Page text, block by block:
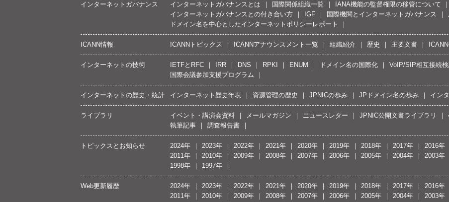
インターネットガバナンス インターネットガバナンスとは 国際関係組織一覧 IANA機能の監督権限の移管について
インターネットガバナンスとの付き合い方
IGF 国際機関とインターネットガバナンス
ドメイン名を中心としたインターネットポリシーレポート
ICANN情報 ICANNトピックス ICANNアナウンスメント一覧 組織紹介 歴史 主要文書
インターネットの技術 IETFとRFC IRR DNS RPKI ENUM ドメイン名の国際化 VoIP/SIP相互接続
国際会議参加支援プログラム
インターネットの歴史・統計 インターネット歴史年表 資源管理の歴史 JPNICの歩み JPドメイン名の歩み イン
ライブラリ イベント・講演会資料 メールマガジン ニュースレター JPNIC公開文書ライブラリ
執筆記事
調査報告書
トピックスとお知らせ 2024年 2023年 2022年 2021年 2020年 2019年 2018年 2017年 2016年
2011年
2010年 2009年 2008年 2007年 2006年 2005年 2004年 2003年
1998年
1997年
Web更新履歴 2024年 2023年 2022年 2021年 2020年 2019年 2018年 2017年 2016年
2011年
2010年 2009年 2008年 2007年 2006年 2005年 2004年 2003年